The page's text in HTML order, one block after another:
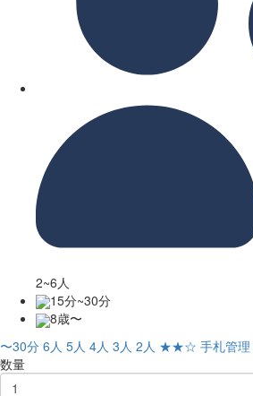
2~6人
15分~30分
8歳〜
〜30分 6人 5人 4人 3人 2人 ★★☆ 手札管理
数量